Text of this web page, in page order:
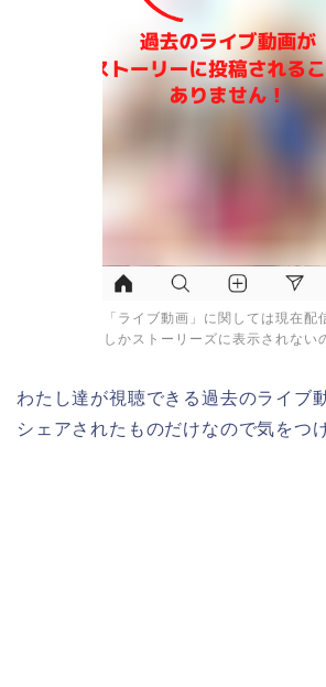
「ライブ動画」に関しては現在配
しかストーリーズに表示されない
わたし達が視聴できる過去のライブ
シェアされたものだけなので気をつ